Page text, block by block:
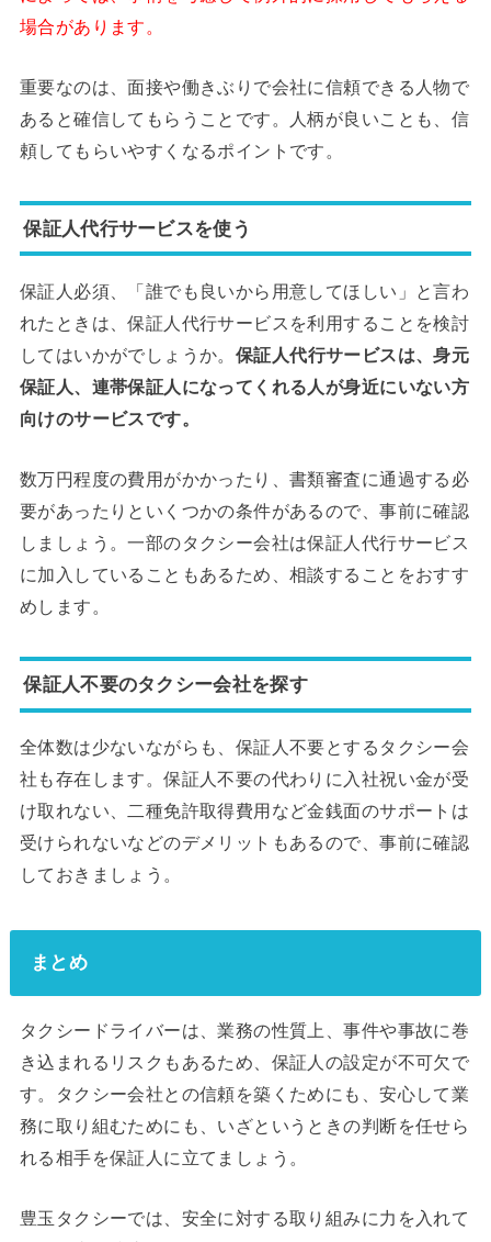
場合があります。
重要なのは、面接や働きぶりで会社に信頼できる人物で
あると確信してもらうことです。人柄が良いことも、信
頼してもらいやすくなるポイントです。
保証人代行サービスを使う
保証人必須、「誰でも良いから用意してほしい」と言わ
れたときは、保証人代行サービスを利用することを検討
してはいかがでしょうか。 保証人代行サービスは、身元
保証人、連帯保証人になってくれる人が身近にいない方
向けのサービスです。
数万円程度の費用がかかったり、書類審査に通過する必
要があったりといくつかの条件があるので、事前に確認
しましょう。一部のタクシー会社は保証人代行サービス
に加入していることもあるため、相談することをおすす
めします。
保証人不要のタクシー会社を探す
全体数は少ないながらも、保証人不要とするタクシー会
社も存在します。保証人不要の代わりに入社祝い金が受
け取れない、二種免許取得費用など金銭面のサポートは
受けられないなどのデメリットもあるので、事前に確認
しておきましょう。
まとめ
タクシードライバーは、業務の性質上、事件や事故に巻
き込まれるリスクもあるため、保証人の設定が不可欠で
す。タクシー会社との信頼を築くためにも、安心して業
務に取り組むためにも、いざというときの判断を任せら
れる相手を保証人に立てましょう。
豊玉タクシーでは、安全に対する取り組みに力を入れて